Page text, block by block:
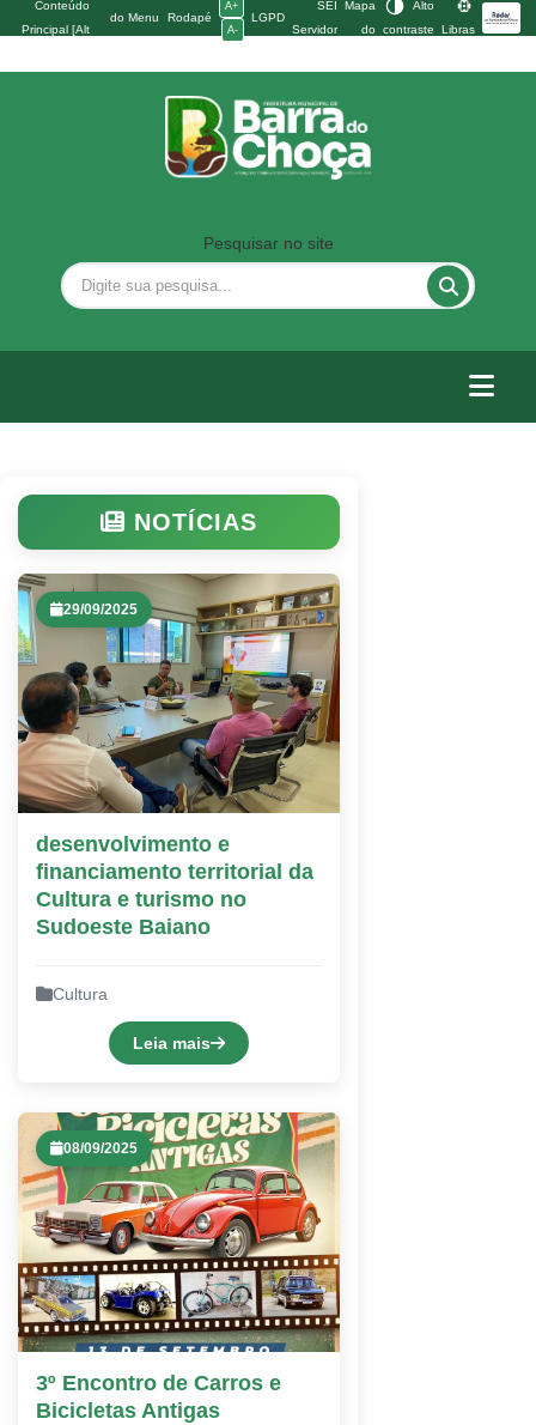
Conteúdo
Principal [Alt
do Menu
Rodapé
A+
A-
LGPD
SEI
Servidor
Mapa
do
Alto
contraste
Libras
Pesquisar no site
NOTÍCIAS
29/09/2025
desenvolvimento e
financiamento territorial da
Cultura e turismo no
Sudoeste Baiano
Cultura
Leia mais
08/09/2025
3º Encontro de Carros e
Bicicletas Antigas